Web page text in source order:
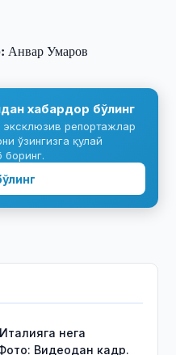
Анвар Умаров
хабардор бўлинг
репортажлар
ўзингизга қулай
боринг.
нега
Видеодан кадр.